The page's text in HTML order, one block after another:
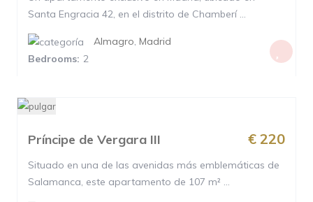
Santa Engracia 42, en el distrito de Chamberí ...
Almagro, Madrid
Bedrooms: 2
€ 220
Príncipe de Vergara III
Situado en una de las avenidas más emblemáticas de
Salamanca, este apartamento de 107 m² ...